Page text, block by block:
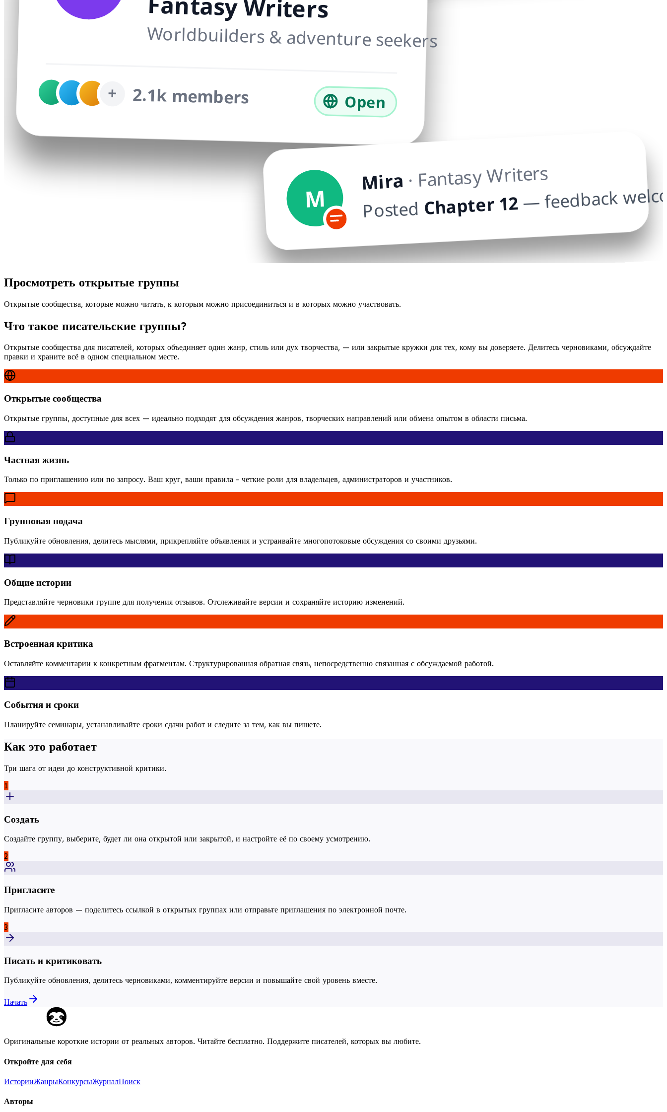
Worldbuilders & adventure seekers
+ 2.1k members Open
M
Mira · Fantasy Writers
Posted Chapter 12— feedback
Просмотреть открытые группы
Открытые сообщества, которые можно читать, к которым можно присоединиться и в которых можно участвовать.
Что такое писательские группы?
Открытые сообщества для писателей, которых объединяет один жанр, стиль или дух творчества, — или закрытые кружки для тех, кому вы доверяете. Делитесь черновиками, обсуждайте
правки и храните всё в одном специальном месте.
Открытые сообщества
Открытые группы, доступные для всех — идеально подходят для обсуждения жанров, творческих направлений или обмена опытом в области письма.
Частная жизнь
Только по приглашению или по запросу. Ваш круг, ваши правила - четкие роли для владельцев, администраторов и участников.
Групповая подача
Публикуйте обновления, делитесь мыслями, прикрепляйте объявления и устраивайте многопотоковые обсуждения со своими друзьями.
Общие истории
Представляйте черновики группе для получения отзывов. Отслеживайте версии и сохраняйте историю изменений.
Встроенная критика
Оставляйте комментарии к конкретным фрагментам. Структурированная обратная связь, непосредственно связанная с обсуждаемой работой.
События и сроки
Планируйте семинары, устанавливайте сроки сдачи работ и следите за тем, как вы пишете.
Как это работает
Три шага от идеи до конструктивной критики.
1
Создать
Создайте группу, выберите, будет ли она открытой или закрытой, и настройте её по своему усмотрению.
2
Пригласите
Пригласите авторов — поделитесь ссылкой в открытых группах или отправьте приглашения по электронной почте.
3
Писать и критиковать
Публикуйте обновления, делитесь черновиками, комментируйте версии и повышайте свой уровень вместе.
Начать
Оригинальные короткие истории от реальных авторов. Читайте бесплатно. Поддержите писателей, которых вы любите.
Откройте для себя
ИсторииЖанрыКонкурсыЖурналПоиск
Авторы